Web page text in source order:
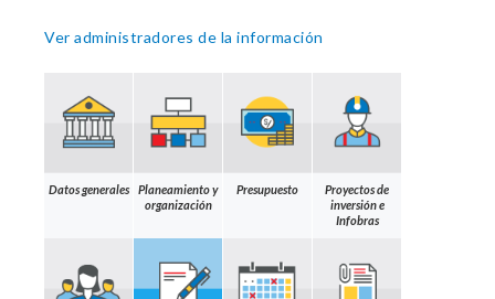
Ver administradores de la información
Datos generales
Planeamiento y
organización
Presupuesto
Proyectos de
inversión e
Infobras